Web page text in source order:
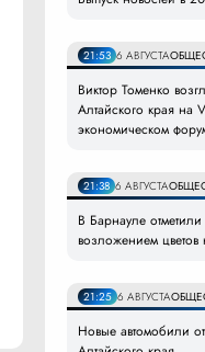
21:53 6 АВГУСТА
Виктор Томенко
Алтайского края на
экономическом
21:38 6 АВГУСТА
В Барнауле
возложением цветов
21:25 6 АВГУСТА
Новые автомобили